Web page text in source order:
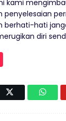
kami
penyelesaian
berhati-hati
diri